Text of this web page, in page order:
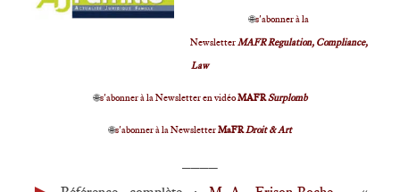
🌐s'abonner à la
NewsletterMAFR Regulation, Compliance,
Law
🌐s'abonner à la Newsletter en vidéoMAFRSurplomb
🌐s'abonner à la NewsletterMaFRDroit & Art